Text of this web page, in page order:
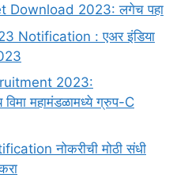
Download 2023: लगेच पहा
Notification : एअर इंडिया
2023:
महामंडळामध्ये ग्रुप-C
नोकरीची मोठी संधी